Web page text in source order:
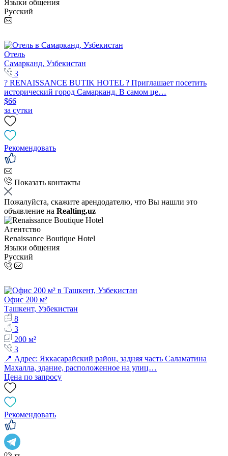
Языки общения
Русский
Отель
Самарканд, Узбекистан
3
? RENAISSANCE BUTIK HOTEL ? Приглашает посетить
исторический город Самарканд. В самом це…
$66
за сутки
Рекомендовать
Показать контакты
Пожалуйста, скажите арендодателю, что Вы нашли это
объявление на Realting.uz
Агентство
Renaissance Boutique Hotel
Языки общения
Русский
Офис 200 м²
Ташкент, Узбекистан
8
3
200 м²
3
📍 Адрес: Яккасарайский район, задняя часть Саламатина
Махалла, здание, расположенное на улиц…
Цена по запросу
Рекомендовать